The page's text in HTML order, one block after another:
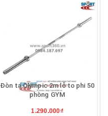
Đòn tạ Olympic 2m lỗ to phi 50
phòng GYM
1.290.000₫